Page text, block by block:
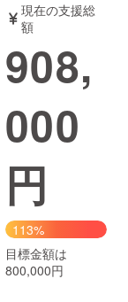
書籍・雑誌
チャレンジ
Creation
ミュニティ
現在の支援総
額
908,
000
円
113%
目標金額は
800,000円